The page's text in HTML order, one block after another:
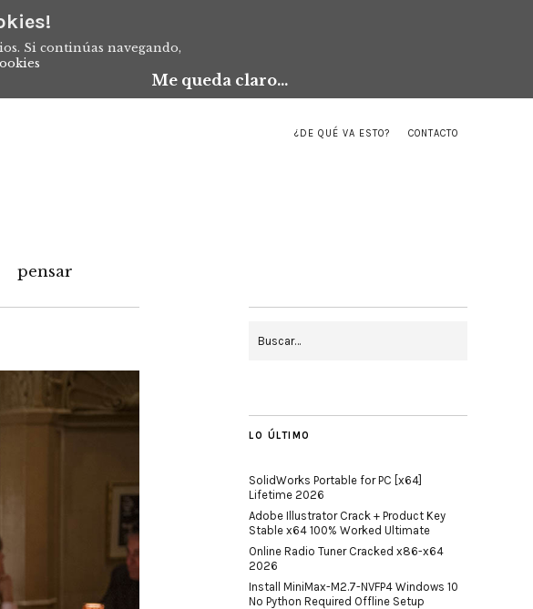
Si continúas navegando,
Me queda claro...
¿DE QUÉ VA ESTO? CONTACTO
pensar
LO ÚLTIMO
SolidWorks Portable for PC [x64]
Lifetime 2026
Adobe Illustrator Crack + Product Key
Stable x64 100% Worked Ultimate
Online Radio Tuner Cracked x86-x64
2026
Install MiniMax-M2.7-NVFP4 Windows 10
No Python Required Offline Setup